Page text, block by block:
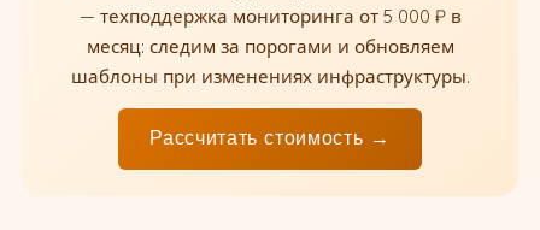
— техподдержка мониторинга от 5 000 ₽ в
месяц: следим за порогами и обновляем
шаблоны при изменениях инфраструктуры.
Рассчитать стоимость →